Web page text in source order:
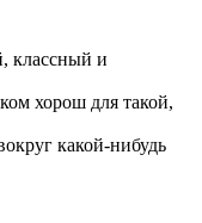
классный и
хорош для такой,
какой-нибудь